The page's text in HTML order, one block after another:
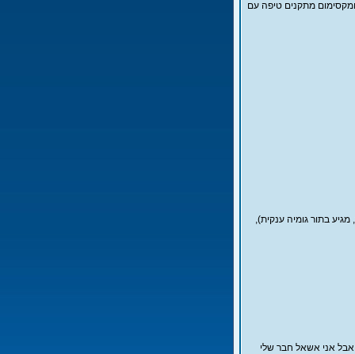
מתקנים טיפה עם
בתור גומיה ענקית),
אבל אני אשאל חבר שלי